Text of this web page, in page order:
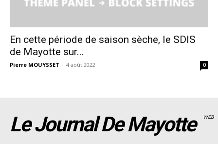
En cette période de saison sèche, le SDIS
de Mayotte sur...
Pierre MOUYSSET - 4 août 2022 0
Le Journal De Mayotte WEB